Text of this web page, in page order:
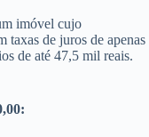
imóvel cujo
taxas de juros de apenas
de até 47,5 mil reais.